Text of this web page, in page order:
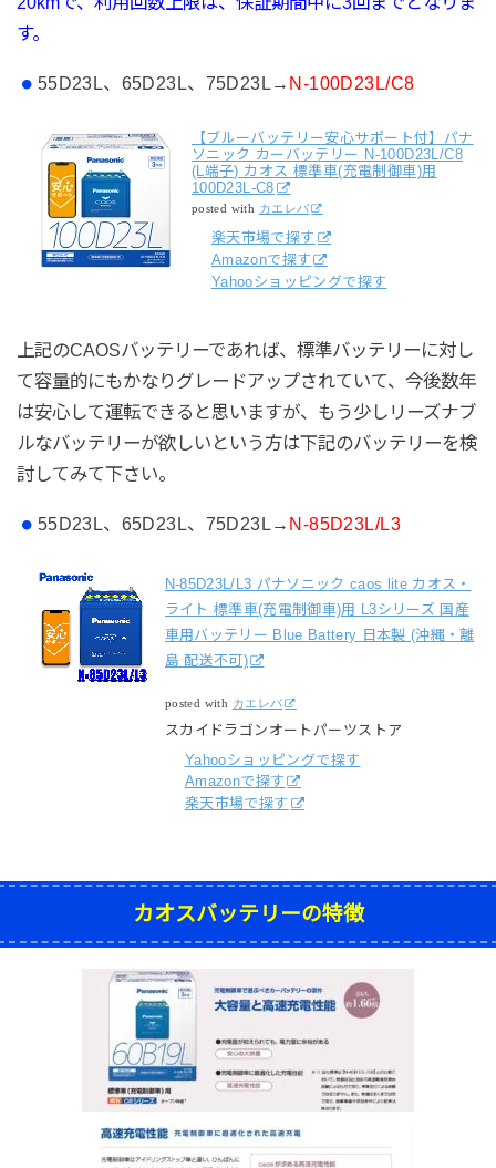
す。
55D23L、65D23L、75D23L→ N-100D23L/C8
【ブルーバッテリー安心サポート付】パナ
ソニック カーバッテリー N-100D23L/C8
(L端子) カオス 標準車(充電制御車)用
100D23L-C8
posted with カエレバ
楽天市場で探す
Amazonで探す
Yahooショッピングで探す
上記のCAOSバッテリーであれば、標準バッテリーに対し
て容量的にもかなりグレードアップされていて、今後数年
は安心して運転できると思いますが、もう少しリーズナブ
ルなバッテリーが欲しいという方は下記のバッテリーを検
討してみて下さい。
55D23L、65D23L、75D23L→ N-85D23L/L3
N-85D23L/L3 パナソニック caos lite カオス・
ライト 標準車(充電制御車)用 L3シリーズ 国産
車用バッテリー Blue Battery 日本製 (沖縄・離
島 配送不可)
posted with カエレバ
スカイドラゴンオートパーツストア
Yahooショッピングで探す
Amazonで探す
楽天市場で探す
カオスバッテリーの特徴